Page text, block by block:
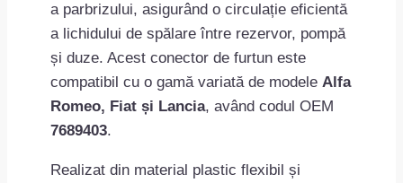
a parbrizului, asigurând o circulație eficientă
a lichidului de spălare între rezervor, pompă
și duze. Acest conector de furtun este
compatibil cu o gamă variată de modele Alfa
Romeo, Fiat și Lancia, având codul OEM
7689403.
Realizat din material plastic flexibil și